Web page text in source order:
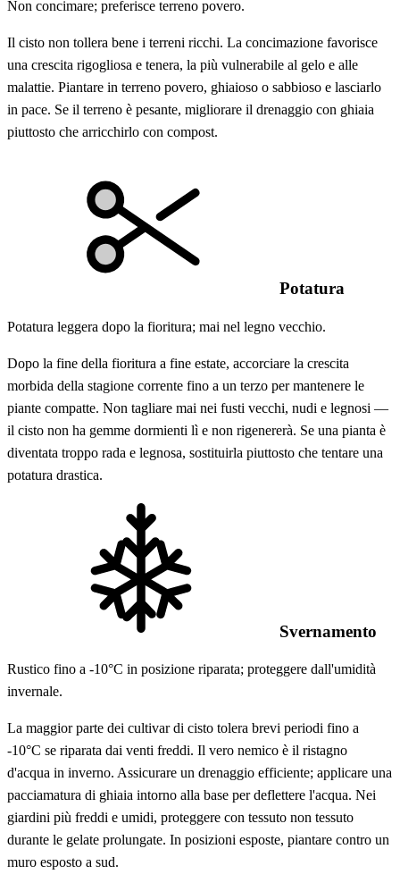
Non concimare; preferisce terreno povero.
Il cisto non tollera bene i terreni ricchi. La concimazione favorisce
una crescita rigogliosa e tenera, la più vulnerabile al gelo e alle
malattie. Piantare in terreno povero, ghiaioso o sabbioso e lasciarlo
in pace. Se il terreno è pesante, migliorare il drenaggio con ghiaia
piuttosto che arricchirlo con compost.
Potatura
Potatura leggera dopo la fioritura; mai nel legno vecchio.
Dopo la fine della fioritura a fine estate, accorciare la crescita
morbida della stagione corrente fino a un terzo per mantenere le
piante compatte. Non tagliare mai nei fusti vecchi, nudi e legnosi —
il cisto non ha gemme dormienti lì e non rigenererà. Se una pianta è
diventata troppo rada e legnosa, sostituirla piuttosto che tentare una
potatura drastica.
Svernamento
Rustico fino a -10°C in posizione riparata; proteggere dall'umidità
invernale.
La maggior parte dei cultivar di cisto tolera brevi periodi fino a
-10°C se riparata dai venti freddi. Il vero nemico è il ristagno
d'acqua in inverno. Assicurare un drenaggio efficiente; applicare una
pacciamatura di ghiaia intorno alla base per deflettere l'acqua. Nei
giardini più freddi e umidi, proteggere con tessuto non tessuto
durante le gelate prolungate. In posizioni esposte, piantare contro un
muro esposto a sud.